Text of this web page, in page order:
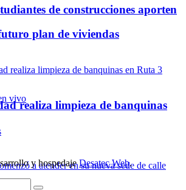
de construcciones aporten
plan de viviendas
realiza limpieza de banquinas
vivo
y hospedajeDesatec Web.